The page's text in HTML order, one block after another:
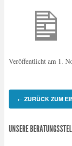
Veröffentlicht am 1.
← ZURÜCK ZUM
UNSERE